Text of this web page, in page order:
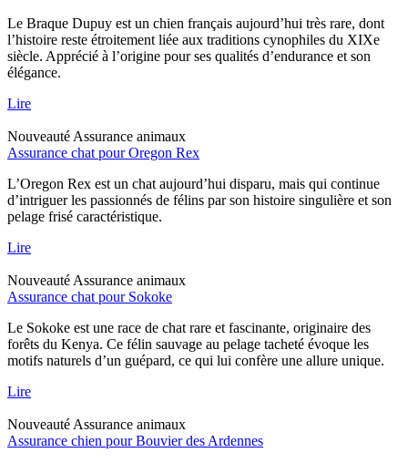
Le Braque Dupuy est un chien français aujourd’hui très rare, dont
l’histoire reste étroitement liée aux traditions cynophiles du XIXe
siècle. Apprécié à l’origine pour ses qualités d’endurance et son
élégance.
Lire
Nouveauté Assurance animaux
Assurance chat pour Oregon Rex
L’Oregon Rex est un chat aujourd’hui disparu, mais qui continue
d’intriguer les passionnés de félins par son histoire singulière et son
pelage frisé caractéristique.
Lire
Nouveauté Assurance animaux
Assurance chat pour Sokoke
Le Sokoke est une race de chat rare et fascinante, originaire des
forêts du Kenya. Ce félin sauvage au pelage tacheté évoque les
motifs naturels d’un guépard, ce qui lui confère une allure unique.
Lire
Nouveauté Assurance animaux
Assurance chien pour Bouvier des Ardennes